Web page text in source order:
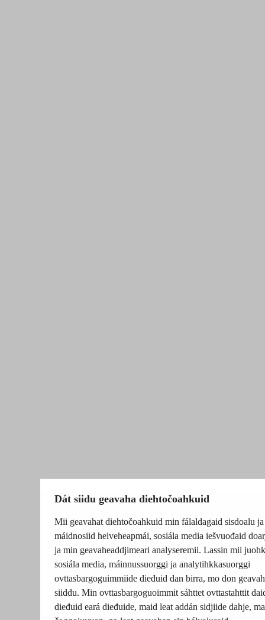
Dát siidu geavaha diehtočoahkuid
Mii geavahat diehtočoahkuid min fálaldagaid sisdoalu ja
máidnosiid heiveheapmái, sosiála media iešvuođaid
ja min geavaheaddjimeari analyseremii. Lassin mii
sosiála media, máinnussuorggi ja analytihkkasuorggi
ovttasbargoguimmiide dieđuid dan birra, mo don
siiddu. Min ovttasbargoguoimmit sáhttet ovttastahttit
dieđuid eará dieđuide, maid leat addán sidjiide dahje,